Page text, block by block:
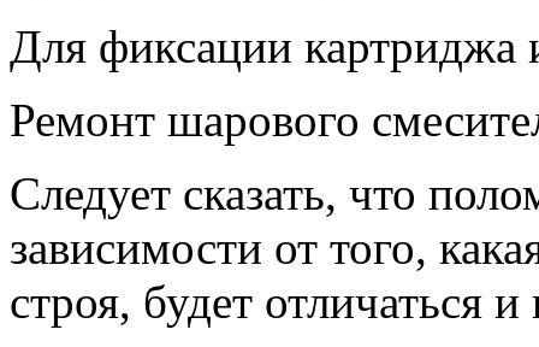
Для фиксации картриджа
Ремонт шарового
Следует сказать, что
зависимости от того,
строя, будет отличаться